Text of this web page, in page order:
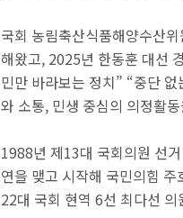
국회 농림축산식품해양수산
해왔고, 2025년 한동훈 대선
민만 바라보는 정치” “중단
와 소통, 민생 중심의 의정활
1988년 제13대 국회의원 선
연을 맺고 시작해 국민의힘
22대 국회 현역 6선 최다선